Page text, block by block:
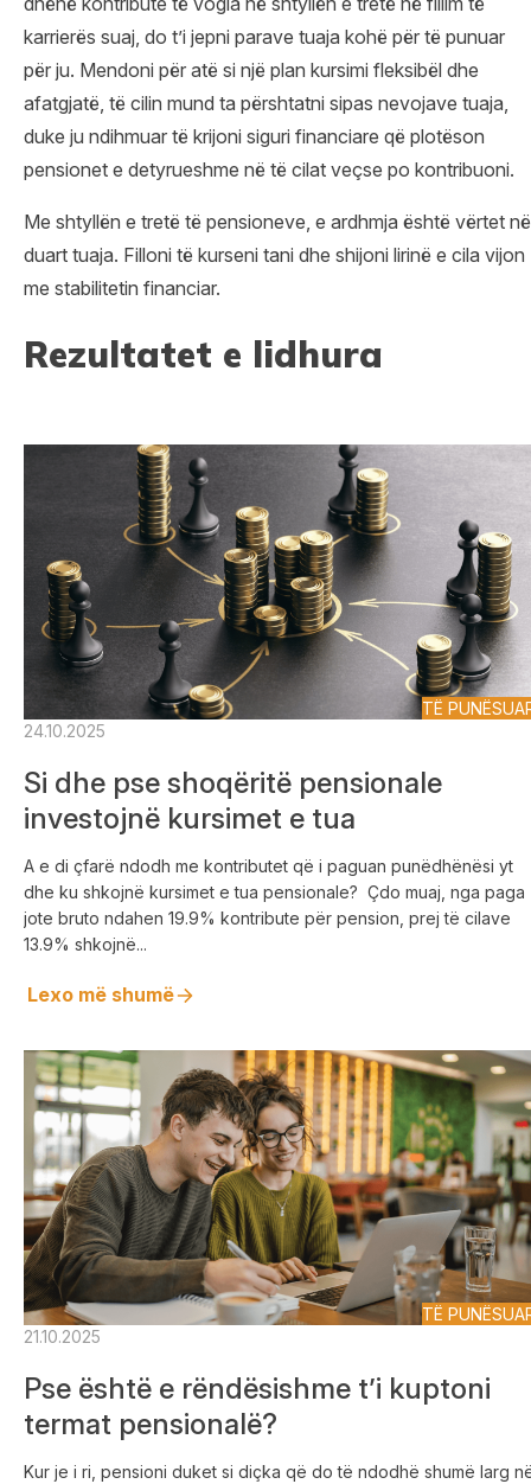
karrierës suaj, do t’i jepni parave tuaja kohë për të punuar
për ju. Mendoni për atë si një plan kursimi fleksibël dhe
afatgjatë, të cilin mund ta përshtatni sipas nevojave tuaja,
duke ju ndihmuar të krijoni siguri financiare që plotëson
pensionet e detyrueshme në të cilat veçse po kontribuoni.
Me shtyllën e tretë të pensioneve, e ardhmja është vërtet në
duart tuaja. Filloni të kurseni tani dhe shijoni lirinë e cila vijon
me stabilitetin financiar.
Rezultatet e lidhura
TË
24.10.2025
Si dhe pse shoqëritë pensionale
investojnë kursimet e tua
A e di çfarë ndodh me kontributet që i paguan punëdhënësi yt
dhe ku shkojnë kursimet e tua pensionale? Çdo muaj, nga paga
jote bruto ndahen 19.9% kontribute për pension, prej të cilave
13.9% shkojnë...
Lexo më shumë
TË
21.10.2025
Pse është e rëndësishme t’i kuptoni
termat pensionalë?
Kur je i ri, pensioni duket si diçka që do të ndodhë shumë larg